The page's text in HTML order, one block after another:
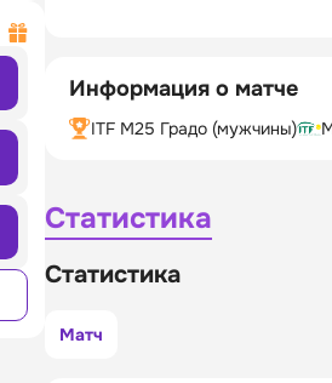
Информация о матче
ITF M25 Градо (мужчины)
Статистика
Статистика
Матч